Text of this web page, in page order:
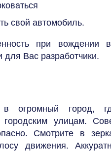
свой автомобиль.
при вождении
для Вас разработчики.
в огромный город,
городским улицам.
Смотрите в
движения.